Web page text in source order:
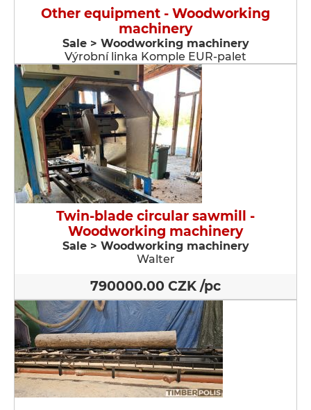
Other equipment - Woodworking
machinery
Sale > Woodworking machinery
Výrobní linka Komple EUR-palet
Twin-blade circular sawmill -
Woodworking machinery
Sale > Woodworking machinery
Walter
790000.00 CZK /pc